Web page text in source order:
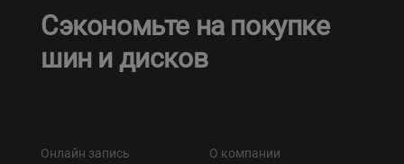
Сэкономьте на покупке
шин и дисков
Онлайн запись
О компании